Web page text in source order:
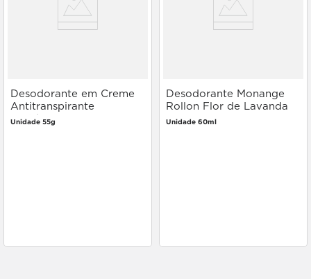
Desodorante em Creme
Antitranspirante
Herbíssimo Sensitive 55g
Unidade 55g
Desodorante Monange
Rollon Flor de Lavanda
60ml
Unidade 60ml